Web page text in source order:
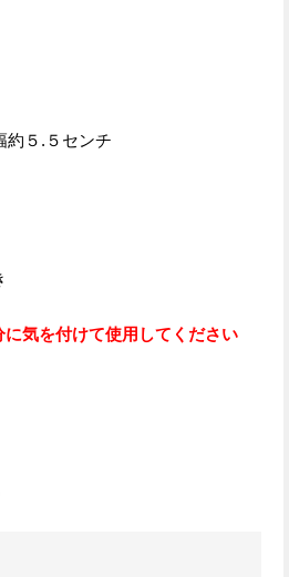
約５.５センチ
気を付けて使用してください